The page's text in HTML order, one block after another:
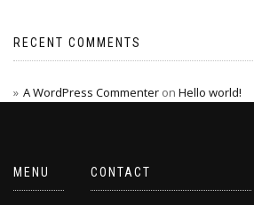
RECENT COMMENTS
A WordPress Commenter on Hello world!
MENU CONTACT